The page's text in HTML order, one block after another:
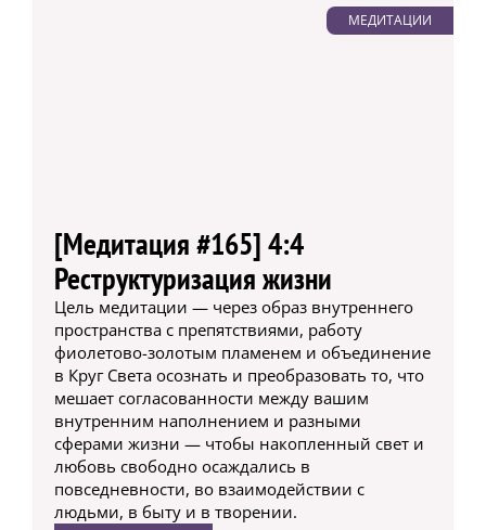
МЕДИТАЦИИ
[Медитация #165] 4:4
Реструктуризация жизни
Цель медитации — через образ внутреннего
пространства с препятствиями, работу
фиолетово-золотым пламенем и объединение
в Круг Света осознать и преобразовать то, что
мешает согласованности между вашим
внутренним наполнением и разными
сферами жизни — чтобы накопленный свет и
любовь свободно осаждались в
повседневности, во взаимодействии с
людьми, в быту и в творении.